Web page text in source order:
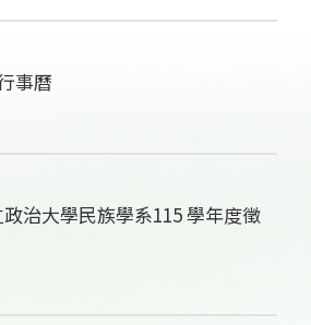
事曆
政治大學民族學系115 學年度徵